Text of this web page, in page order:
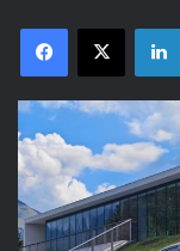
Facebook
X